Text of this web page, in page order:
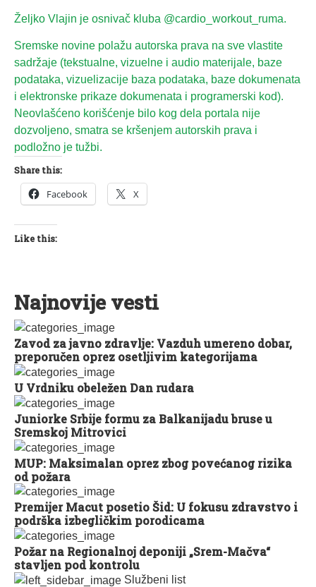
Službeni list
Željko Vlajin je osnivač kluba @cardio_workout_ruma.
Sremske novine polažu autorska prava na sve vlastite
sadržaje (tekstualne, vizuelne i audio materijale, baze
podataka, vizuelizacije baza podataka, baze dokumenata
i elektronske prikaze dokumenata i programerski kod).
Neovlašćeno korišćenje bilo kog dela portala nije
dozvoljeno, smatra se kršenjem autorskih prava i
podložno je tužbi.
Share this:
Facebook X
Like this:
Najnovije vesti
Zavod za javno zdravlje: Vazduh umereno dobar,
preporučen oprez osetljivim kategorijama
U Vrdniku obeležen Dan rudara
Juniorke Srbije formu za Balkanijadu bruse u
Sremskoj Mitrovici
MUP: Maksimalan oprez zbog povećanog rizika
od požara
Premijer Macut posetio Šid: U fokusu zdravstvo i
podrška izbegličkim porodicama
Požar na Regionalnoj deponiji „Srem-Mačva“
stavljen pod kontrolu